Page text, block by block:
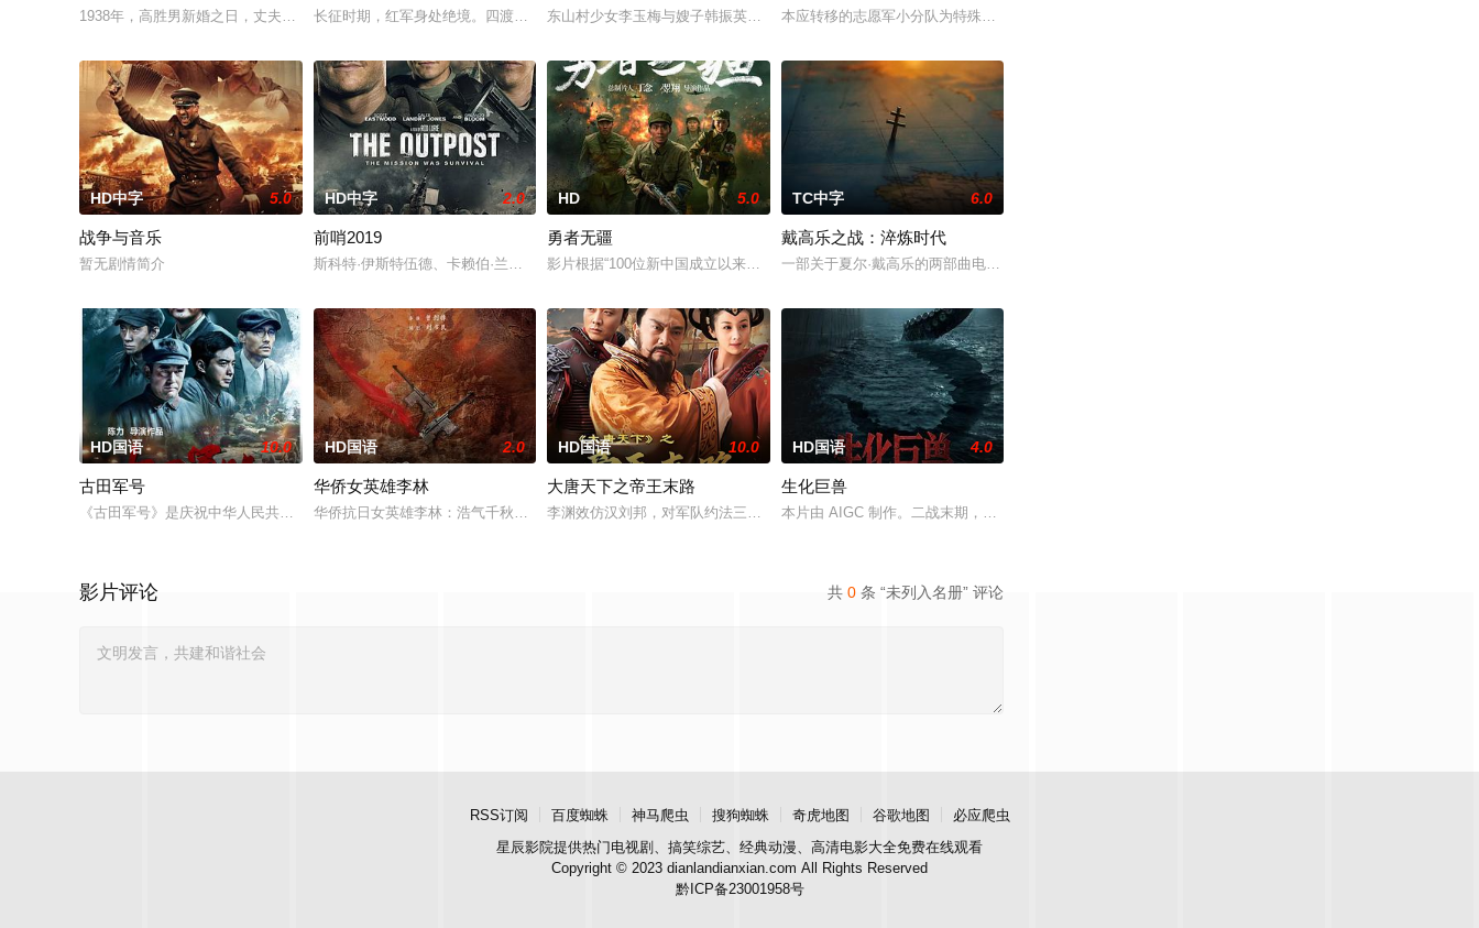
1938年，高胜男新婚之日，丈夫被日军残害，父辈亦遭屠戮。她举枪聚义，屡袭敌寇威震四方，后得八路军指点决心投身革命。日军
长征时期，红军身处绝境。四渡赤水堪称红军的绝地反击之战。在毛泽东（刘烨 饰）的带领下，红军一渡赤水时形势所迫、实属无奈；
东山村少女李玉梅与嫂子韩振英冒死救助八路军伤员，全村人以血肉之躯守护根据地，用 “军民一心” 的壮阔叙事诠释沂蒙精神。
本应转移的志愿军小分队为特殊任务逆行重返战场，为完成使命与强敌血战几近全军覆没。
HD中字 5.0
战争与音乐
暂无剧情简介
HD中字 2.0
前哨2019
斯科特·伊斯特伍德、卡赖伯·兰德里·琼斯、奥兰多·布鲁姆将主演Millennium Media打造的阿富汗战争题材影片[
HD 5.0
勇者无疆
影片根据“100位新中国成立以来感动中国人物”之一，“最美奋斗者”罗盛教的真实事迹改编。参与抗美援朝战争的罗盛教是侦察连
TC中字 6.0
戴高乐之战：淬炼时代
一部关于夏尔·戴高乐的两部曲电影。两部影片将讲述戴高乐于1940年至1945年间的生活与政治投入，并追溯
HD国语 10.0
古田军号
《古田军号》是庆祝中华人民共和国成立70周年献礼影片。影片用真诚的艺术表达和创新的手法，以一个红军小号手的视角，讲述了红
HD国语 2.0
华侨女英雄李林
华侨抗日女英雄李林：浩气千秋，永载史册！在历史的长河中，有一颗璀璨的星，那便是华侨抗日女英雄李林。1940年，在塞外雁北
HD国语 10.0
大唐天下之帝王末路
李渊效仿汉刘邦，对军队约法三章。义军进入长安，得到百姓拥戴。江都的禁军将士大多是关中人，见隋炀帝无力返回长安，聚集叛乱。
HD国语 4.0
生化巨兽
本片由 AIGC 制作。二战末期，一艘秘密科研船以活人培育深海变异章鱼。戏法师周鸣为营救被掳女儿潜入险
共 0 条 “未列入名册” 评论
影片评论
RSS订阅 百度蜘蛛 神马爬虫 搜狗蜘蛛 奇虎地图 谷歌地图
必应爬虫
星辰影院提供热门电视剧、搞笑综艺、经典动漫、高清电影大全免费在线观看
Copyright © 2023 dianlandianxian.com All Rights Reserved
黔ICP备23001958号